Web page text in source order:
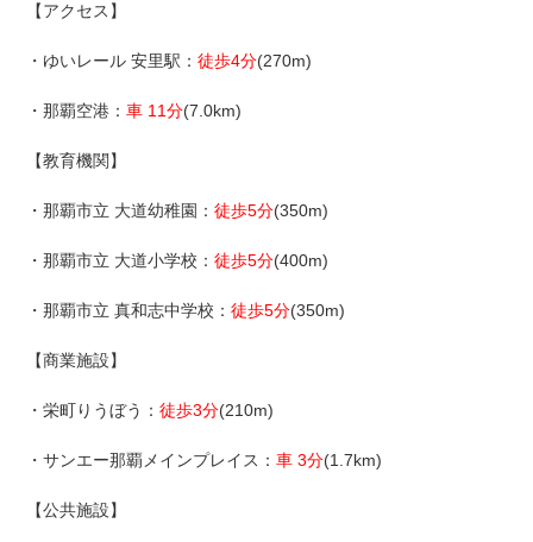
【アクセス】
・ゆいレール 安里駅：徒歩4分(270m)
・那覇空港：車 11分(7.0km)
【教育機関】
・那覇市立 大道幼稚園：徒歩5分(350m)
・那覇市立 大道小学校：徒歩5分(400m)
・那覇市立 真和志中学校：徒歩5分(350m)
【商業施設】
・栄町りうぼう：徒歩3分(210m)
・サンエー那覇メインプレイス：車 3分(1.7km)
【公共施設】